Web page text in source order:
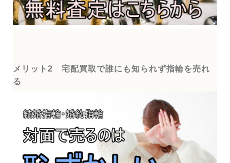
メリット2 宅配買取で誰にも知られず指輪を売れ
る